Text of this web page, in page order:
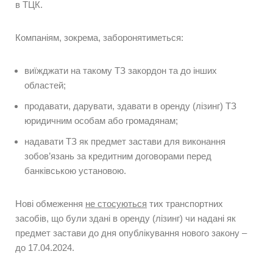
в ТЦК.
Компаніям, зокрема, заборонятиметься:
виїжджати на такому ТЗ закордон та до інших
областей;
продавати, дарувати, здавати в оренду (лізинг) ТЗ
юридичним особам або громадянам;
надавати ТЗ як предмет застави для виконання
зобов’язань за кредитним договорами перед
банківською установою.
Нові обмеження не стосуються тих транспортних
засобів, що були здані в оренду (лізинг) чи надані як
предмет застави до дня опублікування нового закону –
до 17.04.2024.